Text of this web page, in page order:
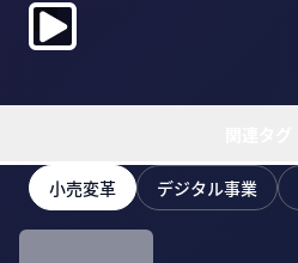
小売変革 デジタル事業